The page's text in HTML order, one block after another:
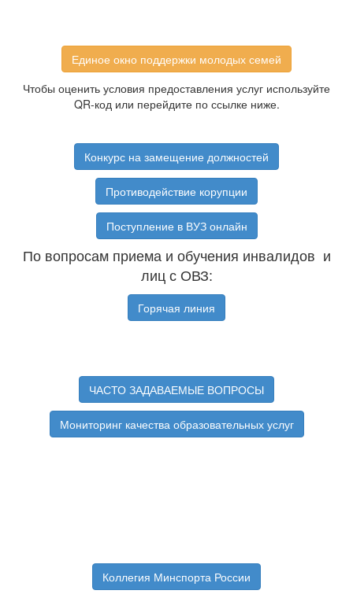
Единое окно поддержки молодых семей
Чтобы оценить условия предоставления услуг используйте
QR-код или перейдите по ссылке ниже.
Конкурс на замещение должностей
Противодействие корупции
Поступление в ВУЗ онлайн
По вопросам приема и обучения инвалидов и
лиц с ОВЗ:
Горячая линия
ЧАСТО ЗАДАВАЕМЫЕ ВОПРОСЫ
Мониторинг качества образовательных услуг
Коллегия Минспорта России